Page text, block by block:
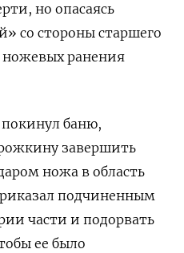
но опасаясь
со стороны старшего
ножевых ранения
баню,
завершить
ножа в область
подчиненным
части и подорвать
ее было